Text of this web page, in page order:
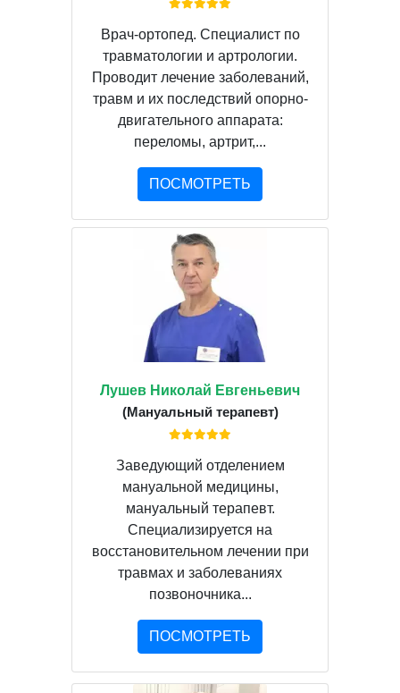
Врач-ортопед. Специалист по
травматологии и артрологии.
Проводит лечение заболеваний,
травм и их последствий опорно-
двигательного аппарата:
переломы, артрит,...
ПОСМОТРЕТЬ
Лушев Николай Евгеньевич
(Мануальный терапевт)
Заведующий отделением
мануальной медицины,
мануальный терапевт.
Специализируется на
восстановительном лечении при
травмах и заболеваниях
позвоночника...
ПОСМОТРЕТЬ